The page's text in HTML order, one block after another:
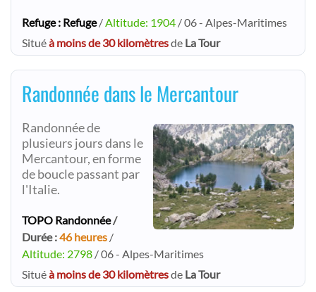
Refuge : Refuge/Altitude: 1904 / 06 - Alpes-Maritimes
Situéà moins de 30 kilomètresde La Tour
Randonnée dans le Mercantour
Randonnée de
plusieurs jours dans le
Mercantour, en forme
de boucle passant par
l'Italie.
TOPO Randonnée/
Durée :46 heures /
Altitude: 2798 / 06 - Alpes-Maritimes
Situéà moins de 30 kilomètresde La Tour